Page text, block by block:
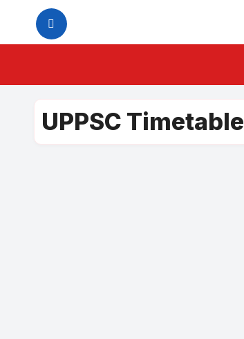
content
UPPSC Timetable